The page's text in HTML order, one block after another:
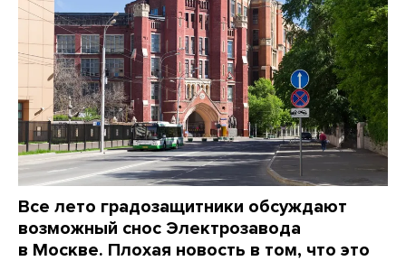
Все лето градозащитники обсуждают
возможный снос Электрозавода
в Москве. Плохая новость в том, что это